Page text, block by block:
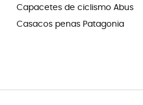
Capacetes de ciclismo Abus
Casacos penas Patagonia